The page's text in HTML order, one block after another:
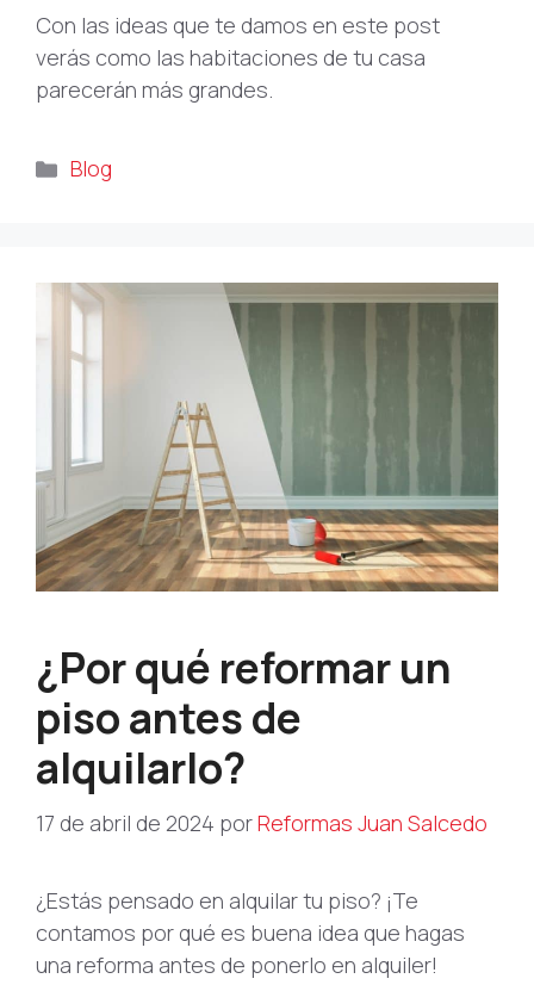
Con las ideas que te damos en este post
verás como las habitaciones de tu casa
parecerán más grandes.
Categorías
Blog
¿Por qué reformar un
piso antes de
alquilarlo?
17 de abril de 2024 porReformas Juan Salcedo
¿Estás pensado en alquilar tu piso? ¡Te
contamos por qué es buena idea que hagas
una reforma antes de ponerlo en alquiler!